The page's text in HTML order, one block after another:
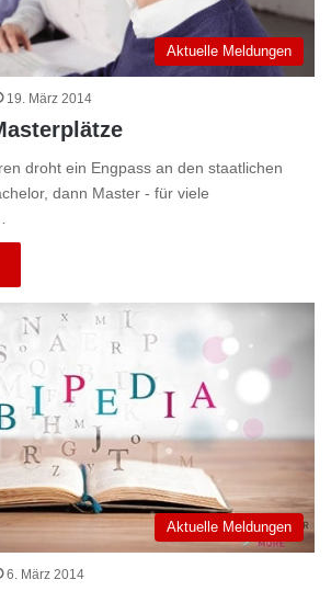
Aktuelle Meldungen
19. März 2014
droht ein Engpass an den staatlichen
dann Master - für viele
Aktuelle Meldungen
6. März 2014